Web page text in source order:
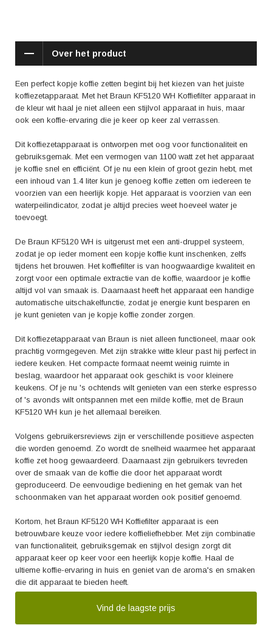
allemaal bereiken.
Volgens gebruikersreviews zijn er verschillende positieve aspecten die
worden genoemd. Zo wordt de snelheid waarmee het apparaat koffie
zet hoog gewaardeerd. Daarnaast zijn gebruikers tevreden over de
smaak van de koffie die door het apparaat wordt geproduceerd. De
apparaat worden ook positief genoemd.
Kortom, het Braun KF5120 WH Koffiefilter apparaat is een betrouwbare
keuze voor iedere koffieliefhebber. Met zijn combinatie van functionaliteit,
gebruiksgemak en stijlvol design zorgt dit apparaat keer op keer voor
een heerlijk kopje koffie. Haal de ultieme koffie-ervaring in huis en geniet
van de aroma's en smaken die dit apparaat te bieden heeft.
Over het product
Een perfect kopje koffie zetten begint bij het kiezen van het juiste
koffiezetapparaat. Met het Braun KF5120 WH Koffiefilter apparaat in
de kleur wit haal je niet alleen een stijlvol apparaat in huis, maar
ook een koffie-ervaring die je keer op keer zal verrassen.
Dit koffiezetapparaat is ontworpen met oog voor functionaliteit en
gebruiksgemak. Met een vermogen van 1100 watt zet het apparaat
je koffie snel en efficiënt. Of je nu een klein of groot gezin hebt, met
een inhoud van 1.4 liter kun je genoeg koffie zetten om iedereen te
voorzien van een heerlijk kopje. Het apparaat is voorzien van een
waterpeilindicator, zodat je altijd precies weet hoeveel water je
toevoegt.
De Braun KF5120 WH is uitgerust met een anti-druppel systeem,
zodat je op ieder moment een kopje koffie kunt inschenken, zelfs
tijdens het brouwen. Het koffiefilter is van hoogwaardige kwaliteit en
zorgt voor een optimale extractie van de koffie, waardoor je koffie
altijd vol van smaak is. Daarnaast heeft het apparaat een handige
automatische uitschakelfunctie, zodat je energie kunt besparen en
je kunt genieten van je kopje koffie zonder zorgen.
Dit koffiezetapparaat van Braun is niet alleen functioneel, maar ook
prachtig vormgegeven. Met zijn strakke witte kleur past hij perfect in
iedere keuken. Het compacte formaat neemt weinig ruimte in
beslag, waardoor het apparaat ook geschikt is voor kleinere
keukens. Of je nu 's ochtends wilt genieten van een sterke espresso
of 's avonds wilt ontspannen met een milde koffie, met de Braun
KF5120 WH kun je het allemaal bereiken.
Volgens gebruikersreviews zijn er verschillende positieve aspecten
die worden genoemd. Zo wordt de snelheid waarmee het apparaat
koffie zet hoog gewaardeerd. Daarnaast zijn gebruikers tevreden
over de smaak van de koffie die door het apparaat wordt
geproduceerd. De eenvoudige bediening en het gemak van het
schoonmaken van het apparaat worden ook positief genoemd.
Kortom, het Braun KF5120 WH Koffiefilter apparaat is een
betrouwbare keuze voor iedere koffieliefhebber. Met zijn combinatie
van functionaliteit, gebruiksgemak en stijlvol design zorgt dit
apparaat keer op keer voor een heerlijk kopje koffie. Haal de
ultieme koffie-ervaring in huis en geniet van de aroma's en smaken
die dit apparaat te bieden heeft.
Vind de laagste prijs